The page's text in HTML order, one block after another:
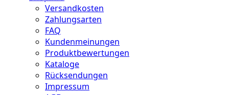
Versandkosten
Zahlungsarten
FAQ
Kundenmeinungen
Produktbewertungen
Kataloge
Rücksendungen
Impressum